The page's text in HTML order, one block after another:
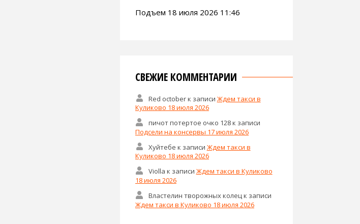
Подъем 18 июля 2026 11:46
СВЕЖИЕ КОММЕНТАРИИ
Red octoberк записи Ждем такси в
Куликово 18 июля 2026
пичот потертое очко 128к записи
Подсели на консервы 17 июля 2026
Хуйтебе к записи Ждем такси в
Куликово 18 июля 2026
Violla к записи Ждем такси в Куликово
18 июля 2026
Властелин творожных колец к записи
Ждем такси в Куликово 18 июля 2026